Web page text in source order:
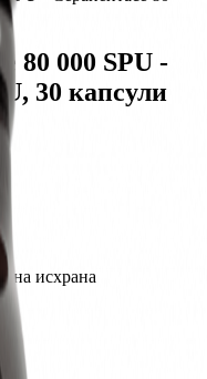
80 000 SPU -
30 капсули
на исхрана